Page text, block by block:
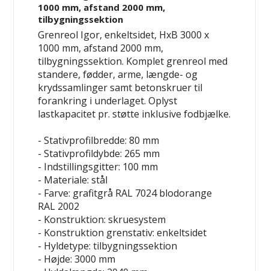
1000 mm, afstand 2000 mm,
tilbygningssektion
Grenreol Igor, enkeltsidet, HxB 3000 x
1000 mm, afstand 2000 mm,
tilbygningssektion. Komplet grenreol med
standere, fødder, arme, længde- og
krydssamlinger samt betonskruer til
forankring i underlaget. Oplyst
lastkapacitet pr. støtte inklusive fodbjælke.
- Stativprofilbredde: 80 mm
- Stativprofildybde: 265 mm
- Indstillingsgitter: 100 mm
- Materiale: stål
- Farve: grafitgrå RAL 7024blodorange
RAL 2002
- Konstruktion: skruesystem
- Konstruktion grenstativ: enkeltsidet
- Hyldetype: tilbygningssektion
- Højde: 3000 mm